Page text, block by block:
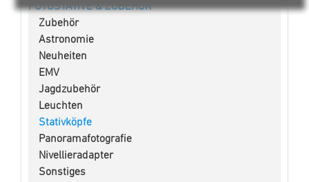
FOTOSTATIVE & ZUBEHÖR
Zubehör
Astronomie
Neuheiten
EMV
Jagdzubehör
Leuchten
Stativköpfe
Panoramafotografie
Nivellieradapter
Sonstiges